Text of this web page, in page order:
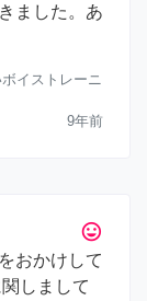
ました。あ
イストレーニ
9年前
tag_faces
おかけして
しまして